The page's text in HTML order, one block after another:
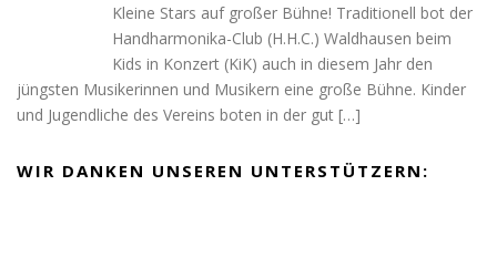
Kleine Stars auf großer Bühne! Traditionell bot der
Handharmonika-Club (H.H.C.) Waldhausen beim
Kids in Konzert (KiK) auch in diesem Jahr den
jüngsten Musikerinnen und Musikern eine große Bühne. Kinder
und Jugendliche des Vereins boten in der gut […]
WIR DANKEN UNSEREN UNTERSTÜTZERN: